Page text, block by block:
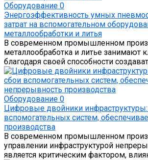
Оборудование 0
Энергоэффективность умных
затрат на вспомогательном
металлообработки и литья
В современном промышленном
металлообработка и литье занимают
благодаря своей способности
Оборудование 0
Цифровые двойники инфраструктуры:
вспомогательных систем,
производства
В современном промышленном
управлении инфраструктурой
является критическим фактором,